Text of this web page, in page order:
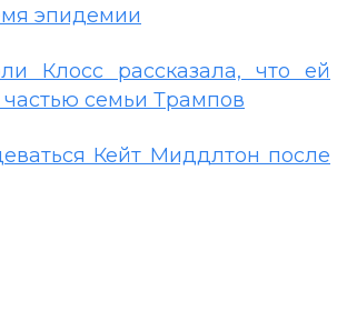
эпидемии
Клосс рассказала, что ей
семьи Трампов
Кейт Миддлтон после